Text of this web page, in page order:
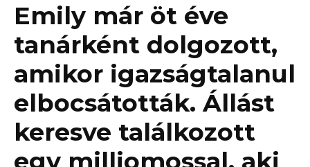
Emily már öt éve
tanárként dolgozott,
amikor igazságtalanul
elbocsátották. Állást
keresve találkozott